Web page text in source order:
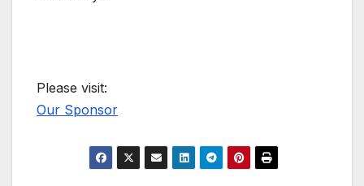
Please visit:
Our Sponsor